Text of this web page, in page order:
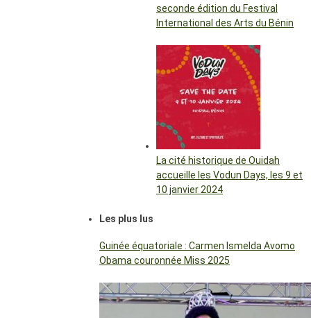
seconde édition du Festival
International des Arts du Bénin
La cité historique de Ouidah
accueille les Vodun Days, les 9 et
10 janvier 2024
Les plus lus
Guinée équatoriale : Carmen Ismelda Avomo
Obama couronnée Miss 2025